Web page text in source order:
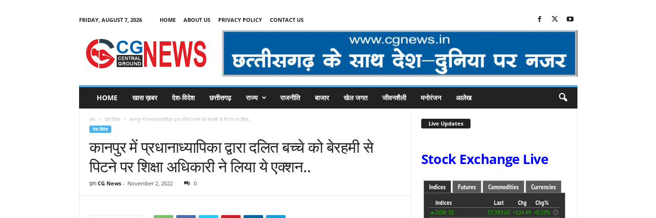
FRIDAY, AUGUST 7, 2026 HOME ABOUT US PRIVACY POLICY CONTACT US
C
HOME खास ख़बर देश-विदेश छत्तीसगढ़ राज्य राजनीति बाजार खेल जगत जीवनशैली मनोरंजन आलेख
होम देश-विदेश कानपुर में प्रधानाध्यापिका द्वारा दलित बच्चे को बेरहमी से पिटने पर शिक्षा...
देश-विदेश
कानपुर में प्रधानाध्यापिका द्वारा दलित बच्चे को बेरहमी से
पिटने पर शिक्षा अधिकारी ने लिया ये एक्शन..
द्वारा CG News- November 2, 2022 0
Live Updates
Stock Exchange Live